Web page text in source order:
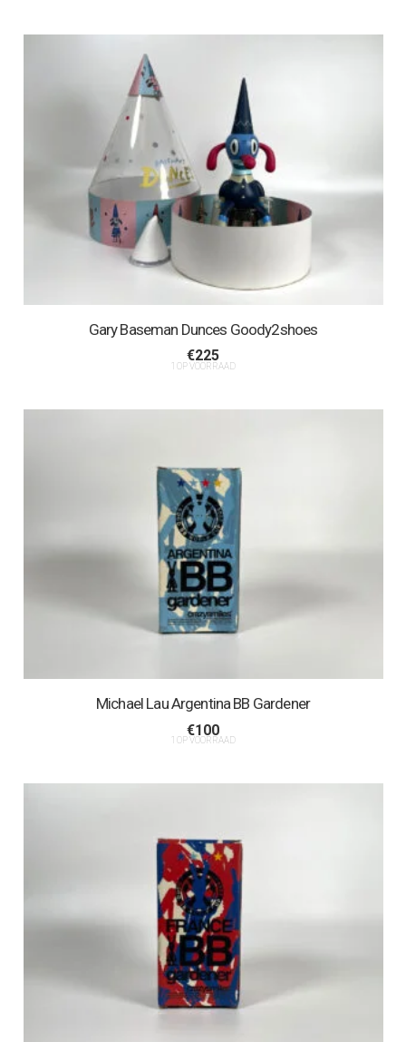
Gary Baseman Dunces Goody2shoes
€225
1 OP VOORRAAD
Michael Lau Argentina BB Gardener
€100
1 OP VOORRAAD